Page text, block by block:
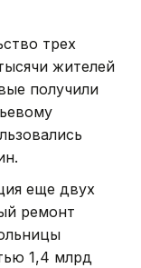
трех
жителей
получили
еще двух
ремонт
1,4 млрд